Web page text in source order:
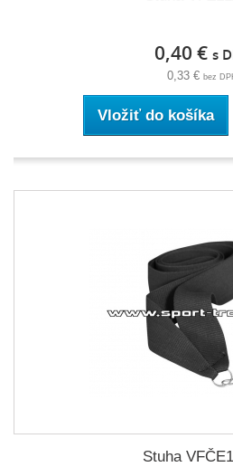
0,40 € s
0,33 € bez
Vložiť do košíka
Stuha